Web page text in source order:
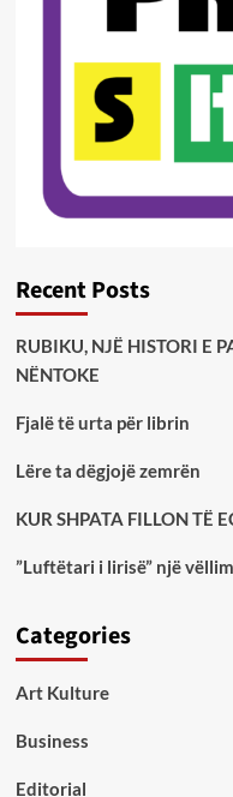
Recent Posts
RUBIKU, NJË HISTORI E
NËNTOKE
Fjalë të urta për librin
Lëre ta dëgjojë zemrën
KUR SHPATA FILLON TË
”Luftëtari i lirisë” një
Categories
Art Kulture
Business
Editorial